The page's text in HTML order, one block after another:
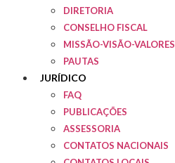
DIRETORIA
CONSELHO FISCAL
MISSÃO-VISÃO-VALORES
PAUTAS
JURÍDICO
FAQ
PUBLICAÇÕES
ASSESSORIA
CONTATOS NACIONAIS